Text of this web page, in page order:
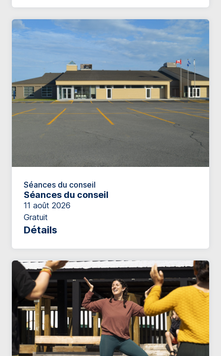
Séances du conseil
Séances du conseil
11 août 2026
Gratuit
Détails